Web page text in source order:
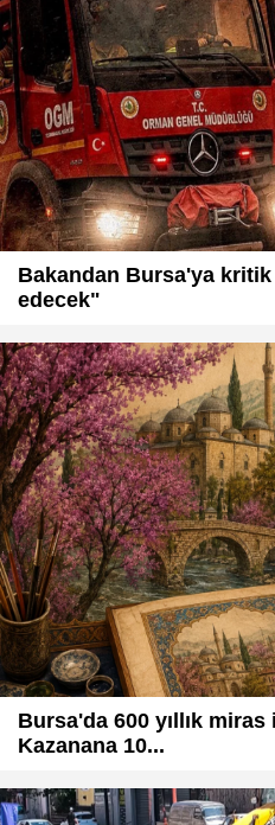
Bakandan Bursa'ya
edecek"
Bursa'da 600 yıllık
Kazanana 10...